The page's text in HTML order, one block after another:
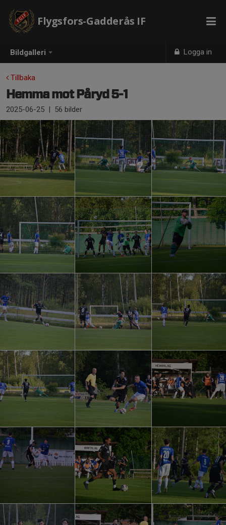
Bildgalleri Logga in
Flygsfors-Gadderås IF
Tillbaka
Hemma mot Påryd 5-1
2025-06-25 | 56 bilder